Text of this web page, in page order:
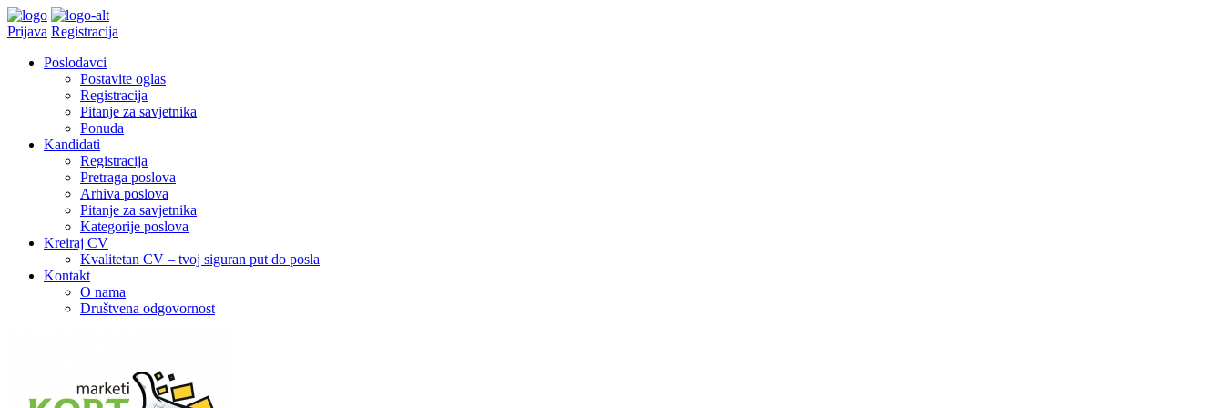
Prijava Registracija
Poslodavci
Postavite oglas
Registracija
Pitanje za savjetnika
Ponuda
Kandidati
Registracija
Pretraga poslova
Arhiva poslova
Pitanje za savjetnika
Kategorije poslova
Kreiraj CV
Kvalitetan CV – tvoj siguran put do posla
Kontakt
O nama
Društvena odgovornost